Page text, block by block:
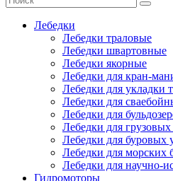
Лебедки
Лебедки траловые
Лебедки швартовные
Лебедки якорные
Лебедки для кран-
Лебедки для укладки
Лебедки для
Лебедки для
Лебедки для грузовых
Лебедки для буровых
Лебедки для морских
Лебедки для научно-
Гидромоторы